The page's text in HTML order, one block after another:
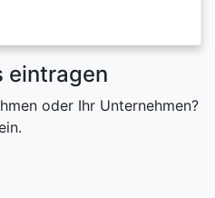
eintragen
oder Ihr Unternehmen?